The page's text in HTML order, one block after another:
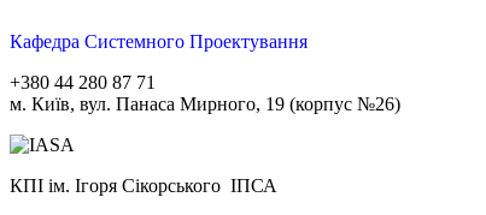
Кафедра Системного Проектування
+380 44 280 87 71
м. Київ, вул. Панаса Мирного, 19 (корпус №26)
КПІ ім. Ігоря Сікорського ІПСА